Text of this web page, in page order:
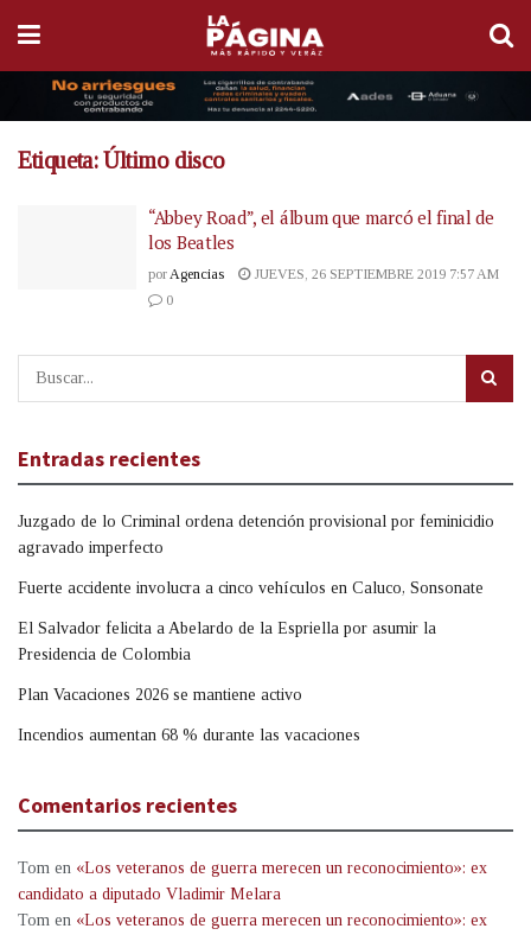
Etiqueta:Último disco
“Abbey Road”, el álbum que marcó el final de
los Beatles
por Agencias
JUEVES, 26 SEPTIEMBRE 2019 7:57 AM
0
Entradas recientes
Juzgado de lo Criminal ordena detención provisional por feminicidio
agravado imperfecto
Fuerte accidente involucra a cinco vehículos en Caluco, Sonsonate
El Salvador felicita a Abelardo de la Espriella por asumir la
Presidencia de Colombia
Plan Vacaciones 2026 se mantiene activo
Incendios aumentan 68 % durante las vacaciones
Comentarios recientes
Tom en «Los veteranos de guerra merecen un reconocimiento»: ex
candidato a diputado Vladimir Melara
Tom en «Los veteranos de guerra merecen un reconocimiento»: ex